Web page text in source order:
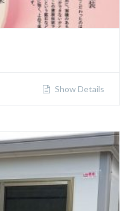
Show Details